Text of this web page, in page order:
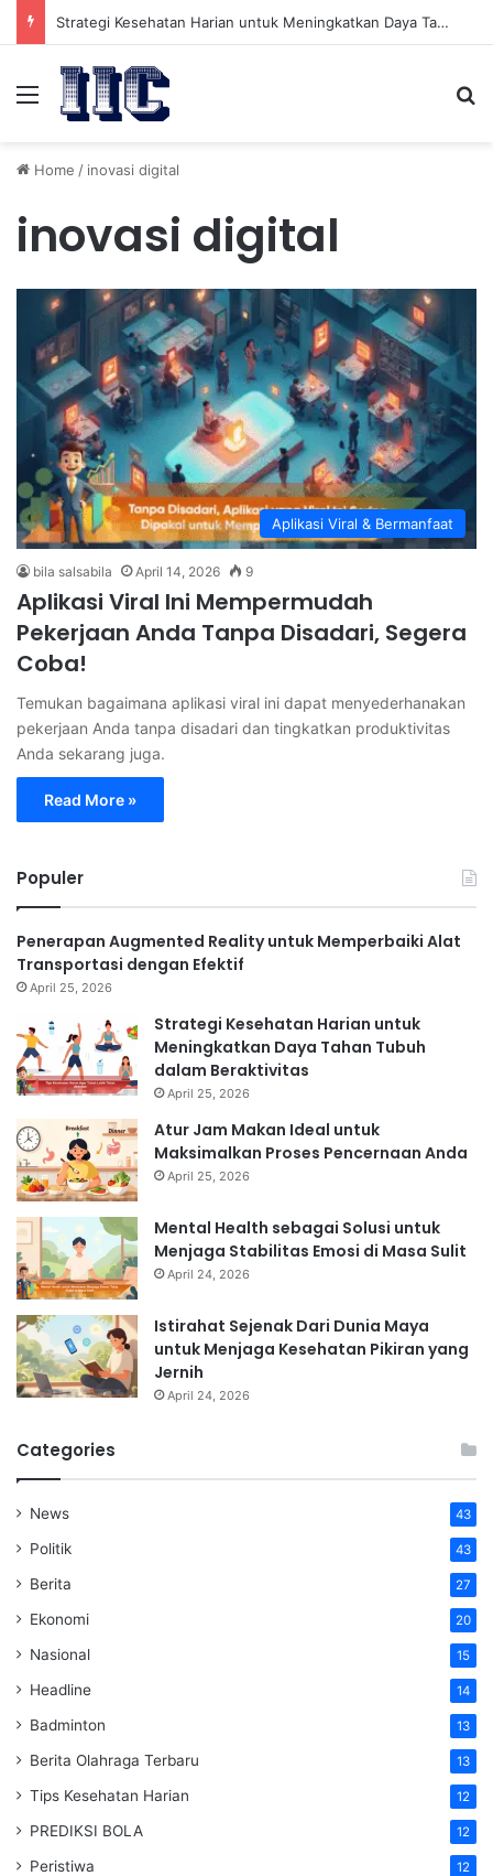
Strategi Kesehatan Harian untuk Meningkatkan Daya Tahan Tubuh dalam Beraktivitas
Menu
Home / inovasi digital
inovasi digital
Aplikasi Viral & Bermanfaat
bila salsabila April 14, 2026 9
Aplikasi Viral Ini Mempermudah
Pekerjaan Anda Tanpa Disadari, Segera
Coba!
Temukan bagaimana aplikasi viral ini dapat menyederhanakan
pekerjaan Anda tanpa disadari dan tingkatkan produktivitas
Anda sekarang juga.
Read More »
Populer
Penerapan Augmented Reality untuk Memperbaiki Alat
Transportasi dengan Efektif
April 25, 2026
Strategi Kesehatan Harian untuk
Meningkatkan Daya Tahan Tubuh
dalam Beraktivitas
April 25, 2026
Atur Jam Makan Ideal untuk
Maksimalkan Proses Pencernaan Anda
April 25, 2026
Mental Health sebagai Solusi untuk
Menjaga Stabilitas Emosi di Masa Sulit
April 24, 2026
Istirahat Sejenak Dari Dunia Maya
untuk Menjaga Kesehatan Pikiran yang
Jernih
April 24, 2026
Categories
News 43
Politik 43
Berita 27
Ekonomi 20
Nasional 15
Headline 14
Badminton 13
Berita Olahraga Terbaru 13
Tips Kesehatan Harian 12
PREDIKSI BOLA 12
Peristiwa 12